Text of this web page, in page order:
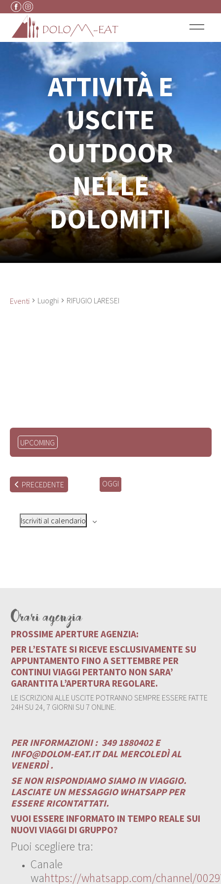
Vai al contenuto
ATTIVITÀ E
USCITE
OUTDOOR
NELLE
DOLOMITI
Eventi Luoghi RIFUGIO LARESEI
UPCOMING Seleziona
PRECEDENTEEVENTI OGGI
Iscriviti al calendario
Orari agenzia
PROSSIME APERTURE AGENZIA:
PER L’ESTATE SI RICEVE ESCLUSIVAMENTE SU
APPUNTAMENTO FINO A SETTEMBRE PER
CONTINUI VIAGGI PERTANTO NON SARA’
GARANTITA L’APERTURA REGOLARE.
LE ISCRIZIONI ALLE USCITE POTRANNO SEMPRE ESSERE FATTE
24H SU 24, 7 GIORNI SU 7 ONLINE.
PER INFORMAZIONI : 349 1880402 E
INFO@DOLOM-EAT.ITDAL MERCOLEDÌ AL
VENERDÌ .
SE NON RISPONDIAMO SIAMO IN VIAGGIO.
LASCIATE UN MESSAGGIO WHATSAPP PER
ESSERE RICONTATTATI.
VUOI ESSERE INFORMATO IN TEMPO REALE SUI
NUOVI VIAGGI DI GRUPPO?
Puoi scegliere tra:
Canale
wahttps://whatsapp.com/channel/